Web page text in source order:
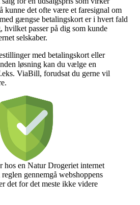
kunne det ofte være et faresignal om
gængse betalingskort er i hvert fald
hvilket passer på dig som kunde
selskaber.
med betalingskort eller
løsning kan du vælge en
ViaBill, forudsat du gerne vil
hos en Natur Drogeriet internet
gennemgå webshoppens
det for det meste ikke videre